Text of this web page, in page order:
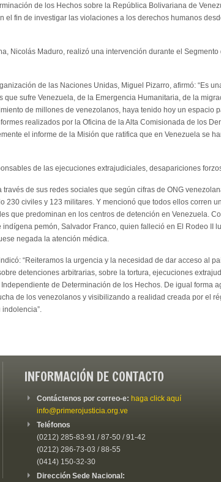
de los Hechos sobre la República Bolivariana de
el fin de investigar las violaciones a los derechos humanos
Nicolás Maduro, realizó una intervención durante el Segmento
de las Naciones Unidas, Miguel Pizarro, afirmó: “Es
sufre Venezuela, de la Emergencia Humanitaria, de la
de millones de venezolanos, haya tenido hoy un espacio
realizados por la Oficina de la Alta Comisionada de los
el informe de la Misión que ratifica que en Venezuela se
de las ejecuciones extrajudiciales, desapariciones
de sus redes sociales que según cifras de ONG
230 civiles y 123 militares. Y mencionó que todos ellos corren
que predominan en los centros de detención en Venezuela.
pemón, Salvador Franco, quien falleció en El Rodeo II
negada la atención médica.
“Reiteramos la urgencia y la necesidad de dar acceso al
detenciones arbitrarias, sobre la tortura, ejecuciones
de Determinación de los Hechos. De igual forma
de los venezolanos y visibilizando a realidad creada por el
INFORMACIÓN DE CONTACTO
Contáctenos por correo-e: haga click aquí
info@primerojusticia.org.ve
Teléfonos
(0212) 285-83-91 / 87-50 / 91-42
(0212) 286-73-03 / 88-55
(0414) 150-32-30
Dirección Sede Nacional: